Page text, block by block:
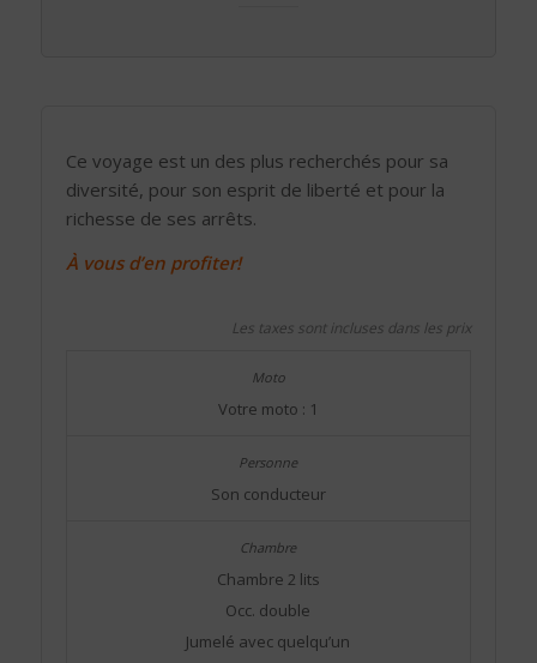
Ce voyage est un des plus recherchés pour sa
diversité, pour son esprit de liberté et pour la
richesse de ses arrêts.
À vous d’en profiter!
Les taxes sont incluses dans les prix
Votre moto : 1
Son conducteur
Chambre 2 lits
Occ. double
Jumelé avec quelqu’un